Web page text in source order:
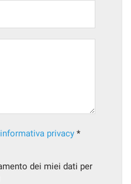
privacy *
dei miei dati per